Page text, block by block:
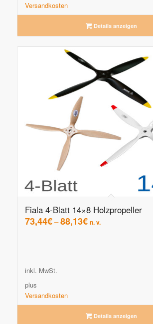
Versandkosten
Details anzeigen
Fiala 4-Blatt 14×8 Holzpropeller
73,44€–88,13€ n. v.
inkl. MwSt.
plus
Versandkosten
Details anzeigen